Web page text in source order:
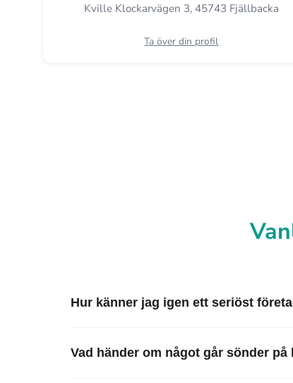
Kville Klockarvägen 3, 45743 Fjällbacka
Ta över din profil
Hur känner jag igen ett seriöst
Vad händer om något går sönder